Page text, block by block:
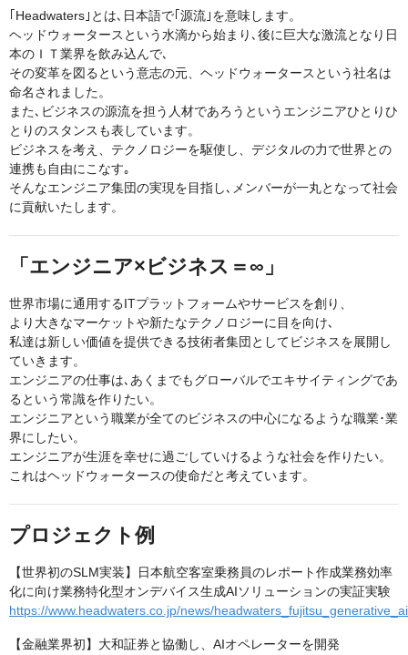
｢Headwaters｣とは､日本語で｢源流｣を意味します。
ヘッドウォータースという水滴から始まり､後に巨大な激流となり日
本のＩＴ業界を飲み込んで､
その変革を図るという意志の元、ヘッドウォータースという社名は
命名されました。
また､ビジネスの源流を担う人材であろうというエンジニアひとりひ
とりのスタンスも表しています。
ビジネスを考え、テクノロジーを駆使し、デジタルの力で世界との
連携も自由にこなす｡
そんなエンジニア集団の実現を目指し､メンバーが一丸となって社会
に貢献いたします。
「エンジニア×ビジネス＝∞」
世界市場に通用するITプラットフォームやサービスを創り、
より大きなマーケットや新たなテクノロジーに目を向け､
私達は新しい価値を提供できる技術者集団としてビジネスを展開し
ていきます。
エンジニアの仕事は､あくまでもグローバルでエキサイティングであ
るという常識を作りたい。
エンジニアという職業が全てのビジネスの中心になるような職業･業
界にしたい。
エンジニアが生涯を幸せに過ごしていけるような社会を作りたい。
これはヘッドウォータースの使命だと考えています。
プロジェクト例
【世界初のSLM実装】日本航空客室乗務員のレポート作成業務効率
化に向け業務特化型オンデバイス生成AIソリューションの実証実験
https://www.headwaters.co.jp/news/
【金融業界初】大和証券と協働し、AIオペレーターを開発